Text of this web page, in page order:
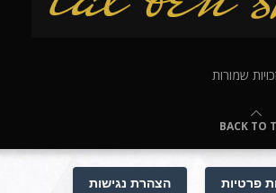
שמורות
BACK TO
פרטיות הצהרת נגישות